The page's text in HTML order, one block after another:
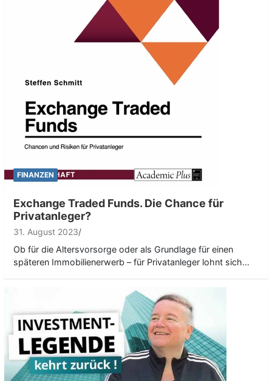
FINANZEN
Exchange Traded Funds. Die Chance für
Privatanleger?
31. August 2023
Ob für die Altersvorsorge oder als Grundlage für einen
späteren Immobilienerwerb – für Privatanleger lohnt sich…